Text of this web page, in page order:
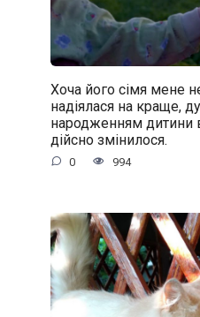
Хоча його сімя мене
надіялася на краще,
народженням дитини
дійсно змінилося.
0 994